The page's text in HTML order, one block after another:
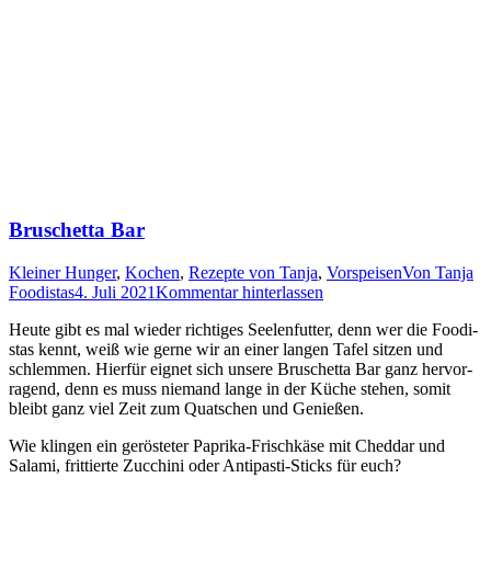
Bruschetta Bar
Kleiner Hunger, Kochen, Rezepte von Tanja, VorspeisenVon Tanja
Foodistas4. Juli 2021Kommentar hinterlassen
Heu­te gibt es mal wie­der rich­ti­ges See­len­fut­ter, denn wer die Foo­di­
stas kennt, weiß wie ger­ne wir an einer lan­gen Tafel sit­zen und
schlem­men. Hier­für eig­net sich unse­re Bruschet­ta Bar ganz her­vor­
ra­gend, denn es muss nie­mand lan­ge in der Küche ste­hen, somit
bleibt ganz viel Zeit zum Quat­schen und Genießen.
Wie klin­gen ein gerös­te­ter Papri­ka-Frisch­kä­se mit Ched­dar und
Sala­mi, frit­tier­te Zuc­chi­ni oder Anti­pas­ti-Sticks für euch?